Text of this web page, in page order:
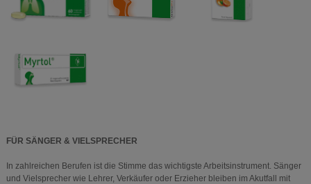
FÜR SÄNGER & VIELSPRECHER
In zahlreichen Berufen ist die Stimme das wichtigste Arbeitsinstrument. Sänger
und Vielsprecher wie Lehrer, Verkäufer oder Erzieher bleiben im Akutfall mit